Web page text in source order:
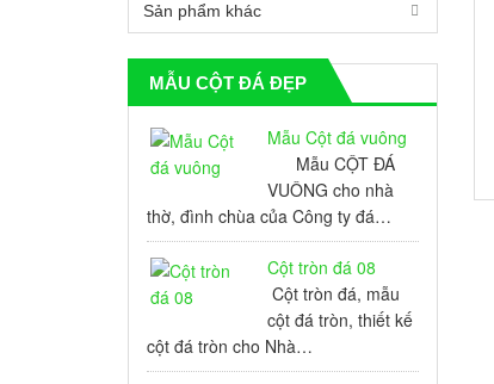
Sản phẩm khác
MẪU CỘT ĐÁ ĐẸP
Mẫu Cột đá vuông
Mẫu CỘT ĐÁ
VUÔNG cho nhà
thờ, đình chùa của Công ty đá…
Cột tròn đá 08
Cột tròn đá, mẫu
cột đá tròn, thiết kế
cột đá tròn cho Nhà…